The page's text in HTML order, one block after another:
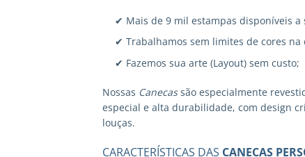
✔ Mais de 9 mil estampas disponíveis a
✔ Trabalhamos sem limites de cores na
✔ Fazemos sua arte (Layout) sem custo;
Nossas Canecassão especialmente
especial e alta durabilidade, com design
louças.
CARACTERÍSTICAS DAS CANECAS